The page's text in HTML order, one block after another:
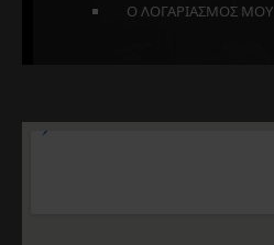
Ο ΛΟΓΑΡΙΑΣΜΟΣ ΜΟΥ